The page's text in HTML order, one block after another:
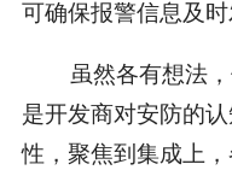
可确保报警信息及时
虽然各有想法，
是开发商对安防的
性，聚焦到集成上，